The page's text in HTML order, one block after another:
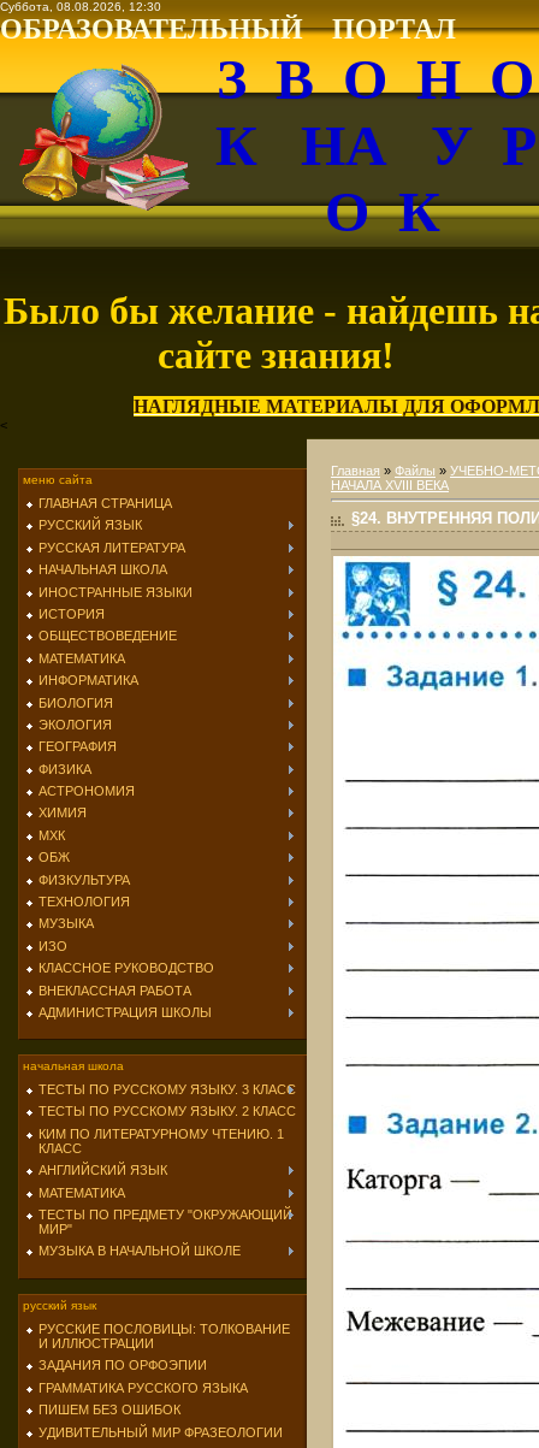
Суббота, 08.08.2026, 12:30
ОБРАЗОВАТЕЛЬНЫЙ ПОРТАЛ
З В О Н
К НА У
О К
Было бы желание - найдешь
сайте знания!
НАГЛЯДНЫЕ МАТЕРИАЛЫ ДЛЯ
<
меню сайта
ГЛАВНАЯ СТРАНИЦА
РУССКИЙ ЯЗЫК
РУССКАЯ ЛИТЕРАТУРА
НАЧАЛЬНАЯ ШКОЛА
ИНОСТРАННЫЕ ЯЗЫКИ
ИСТОРИЯ
ОБЩЕСТВОВЕДЕНИЕ
МАТЕМАТИКА
ИНФОРМАТИКА
БИОЛОГИЯ
ЭКОЛОГИЯ
ГЕОГРАФИЯ
ФИЗИКА
АСТРОНОМИЯ
ХИМИЯ
МХК
ОБЖ
ФИЗКУЛЬТУРА
ТЕХНОЛОГИЯ
МУЗЫКА
ИЗО
КЛАССНОЕ РУКОВОДСТВО
ВНЕКЛАССНАЯ РАБОТА
АДМИНИСТРАЦИЯ ШКОЛЫ
начальная школа
ТЕСТЫ ПО РУССКОМУ ЯЗЫКУ. 3 КЛАСС
ТЕСТЫ ПО РУССКОМУ ЯЗЫКУ. 2 КЛАСС
КИМ ПО ЛИТЕРАТУРНОМУ ЧТЕНИЮ. 1
КЛАСС
АНГЛИЙСКИЙ ЯЗЫК
МАТЕМАТИКА
ТЕСТЫ ПО ПРЕДМЕТУ "ОКРУЖАЮЩИЙ
МИР"
МУЗЫКА В НАЧАЛЬНОЙ ШКОЛЕ
русский язык
РУССКИЕ ПОСЛОВИЦЫ: ТОЛКОВАНИЕ
И ИЛЛЮСТРАЦИИ
ЗАДАНИЯ ПО ОРФОЭПИИ
ГРАММАТИКА РУССКОГО ЯЗЫКА
ПИШЕМ БЕЗ ОШИБОК
УДИВИТЕЛЬНЫЙ МИР ФРАЗЕОЛОГИИ
Главная » Файлы » УЧЕБНО-
НАЧАЛА XVIII ВЕКА
§24. ВНУТРЕННЯЯ